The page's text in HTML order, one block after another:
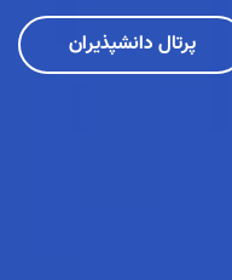
پرتال دانشپذیران